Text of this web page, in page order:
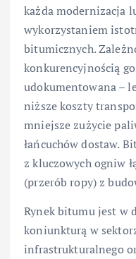
każda modernizacja
wykorzystaniem
bitumicznych.
konkurencyjnością
udokumentowana –
niższe koszty
mniejsze zużycie
łańcuchów dostaw.
z kluczowych ogniw
(przerób ropy) z
Rynek bitumu jest w
koniunkturą w
infrastrukturalnego